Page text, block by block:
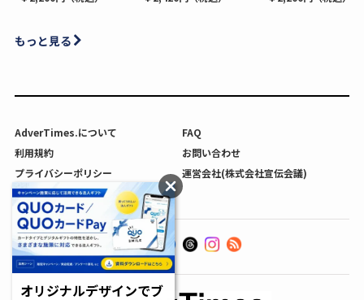
もっと見る
AdverTimes.について
FAQ
利用規約
お問い合わせ
プライバシーポリシー
運営会社(株式会社宣伝会議)
利用者情報の外部送信について
オリジナルデザインでブ